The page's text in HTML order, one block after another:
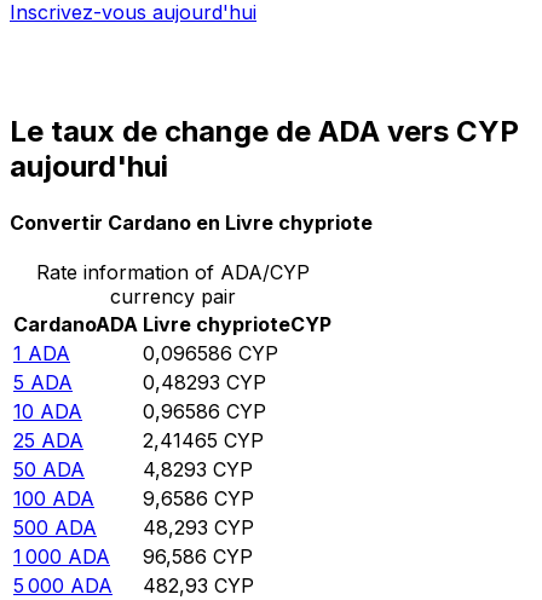
Inscrivez-vous aujourd'hui
Le taux de change de ADA vers CYP
aujourd'hui
Convertir Cardano en Livre chypriote
Rate information of ADA/CYP
currency pair
CardanoADA Livre chyprioteCYP
1 ADA 0,096586 CYP
5 ADA 0,48293 CYP
10 ADA 0,96586 CYP
25 ADA 2,41465 CYP
50 ADA 4,8293 CYP
100 ADA 9,6586 CYP
500 ADA 48,293 CYP
1 000 ADA 96,586 CYP
5 000 ADA 482,93 CYP